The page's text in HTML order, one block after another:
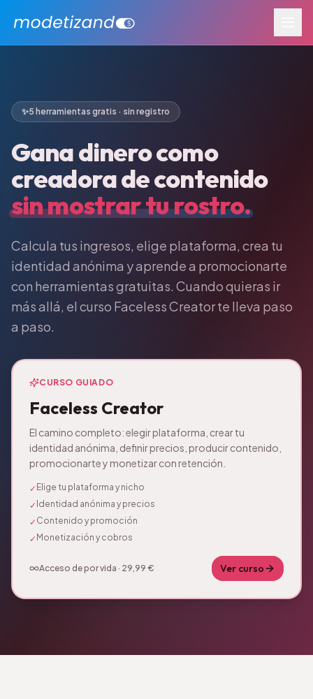
✨5 herramientas gratis · sin registro
Gana dinero como
creadora de contenido
sin mostrar tu rostro.
Calcula tus ingresos, elige plataforma, crea tu
identidad anónima y aprende a promocionarte
con herramientas gratuitas. Cuando quieras ir
más allá, el curso Faceless Creator te lleva paso
a paso.
CURSO GUIADO
Faceless Creator
El camino completo: elegir plataforma, crear tu
identidad anónima, definir precios, producir contenido,
promocionarte y monetizar con retención.
✓ Elige tu plataforma y nicho
✓ Identidad anónima y precios
✓ Contenido y promoción
✓ Monetización y cobros
Acceso de por vida · 29,99 € Ver curso